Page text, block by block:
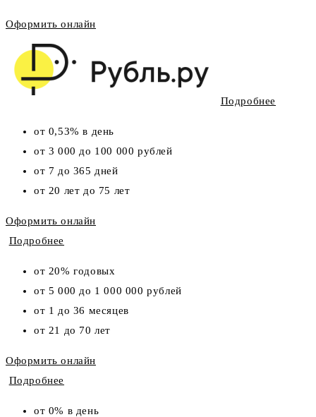
Оформить онлайн
Подробнее
от 0,53% в день
от 3 000 до 100 000 рублей
от 7 до 365 дней
от 20 лет до 75 лет
Оформить онлайн
Подробнее
от 20% годовых
от 5 000 до 1 000 000 рублей
от 1 до 36 месяцев
от 21 до 70 лет
Оформить онлайн
Подробнее
от 0% в день